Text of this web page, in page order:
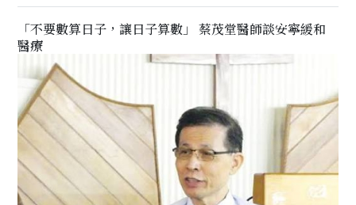
「不要數算日子，讓日子算數」 蔡茂堂醫師談安寧緩和
醫療